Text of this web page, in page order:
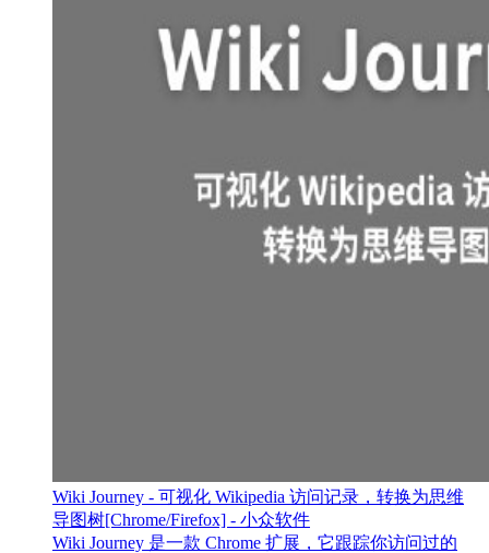
Wiki Journey - 可视化 Wikipedia 访问记录，转换为思维
导图树[Chrome/Firefox] - 小众软件
Wiki Journey 是一款 Chrome 扩展，它跟踪你访问过的